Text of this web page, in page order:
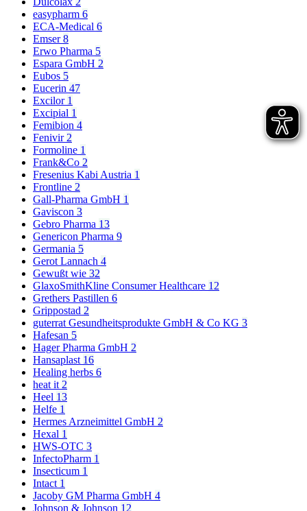
easypharm 6
ECA-Medical 6
Emser8
Erwo Pharma 5
Espara GmbH 2
Eubos 5
Eucerin 47
Excilor 1
Excipial 1
Femibion 4
Fenivir 2
Formoline 1
Frank&Co 2
Fresenius Kabi Austria 1
Frontline 2
Gall-Pharma GmbH 1
Gaviscon 3
Gebro Pharma 13
Genericon Pharma 9
Germania 5
Gerot Lannach 4
Gewußt wie 32
GlaxoSmithKline Consumer Healthcare 12
Grethers Pastillen 6
Grippostad 2
guterrat Gesundheitsprodukte GmbH & Co KG 3
Hafesan 5
Hager Pharma GmbH 2
Hansaplast 16
Healing herbs 6
heat it 2
Heel 13
Helfe 1
Hermes Arzneimittel GmbH 2
Hexal 1
HWS-OTC 3
InfectoPharm 1
Insecticum 1
Intact 1
Jacoby GM Pharma GmbH 4
Johnson & Johnson 12